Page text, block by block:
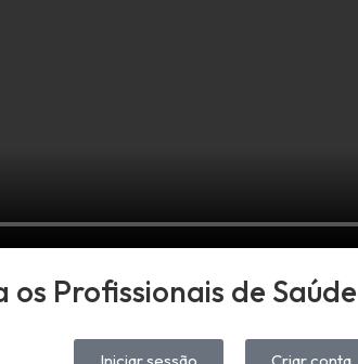
Profissionais de Saúde
Iniciar sessão Criar conta